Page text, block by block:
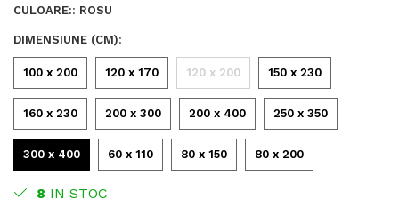
CULOARE:: ROSU
DIMENSIUNE (CM):
100 x 200 120 x 170 120 x 200 150 x 230
160 x 230 200 x 300 200 x 400 250 x 350
300 x 400 60 x 110 80 x 150 80 x 200
8 IN STOC